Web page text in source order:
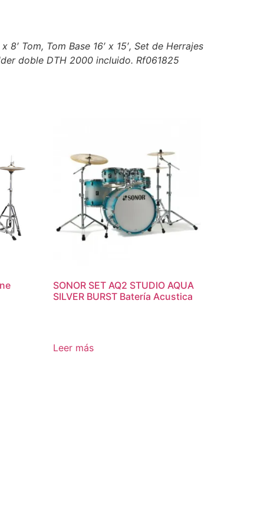
8′ Tom, Tom Base 16′ x 15′, Set de Herrajes
doble DTH 2000 incluido. Rf061825
SONOR SET AQ2 STUDIO AQUA
SILVER BURST Batería Acustica
Leer más